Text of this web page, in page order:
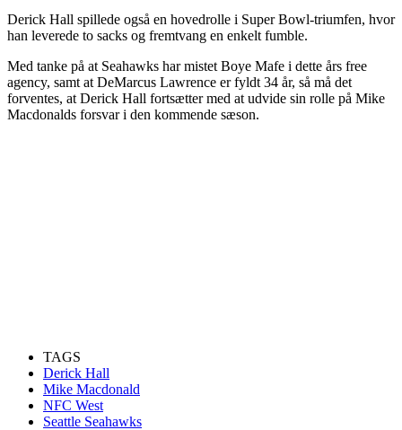
Derick Hall spillede også en hovedrolle i Super Bowl-triumfen, hvor
han leverede to sacks og fremtvang en enkelt fumble.
Med tanke på at Seahawks har mistet Boye Mafe i dette års free
agency, samt at DeMarcus Lawrence er fyldt 34 år, så må det
forventes, at Derick Hall fortsætter med at udvide sin rolle på Mike
Macdonalds forsvar i den kommende sæson.
TAGS
Derick Hall
Mike Macdonald
NFC West
Seattle Seahawks